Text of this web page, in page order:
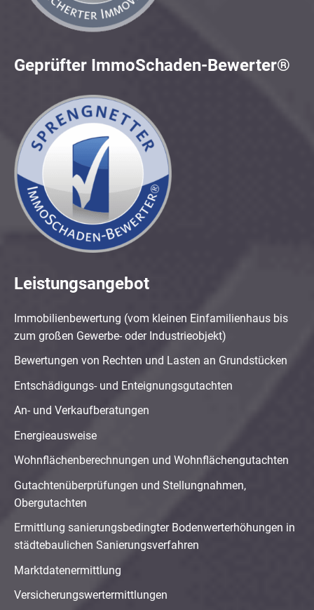
Geprüfter ImmoSchaden-Bewerter®
Leistungsangebot
Immobilienbewertung (vom kleinen Einfamilienhaus bis
zum großen Gewerbe- oder Industrieobjekt)
Bewertungen von Rechten und Lasten an Grundstücken
Entschädigungs- und Enteignungsgutachten
An- und Verkaufberatungen
Energieausweise
Wohnflächenberechnungen und Wohnflächengutachten
Gutachtenüberprüfungen und Stellungnahmen,
Obergutachten
Ermittlung sanierungsbedingter Bodenwerterhöhungen in
städtebaulichen Sanierungsverfahren
Marktdatenermittlung
Versicherungswertermittlungen